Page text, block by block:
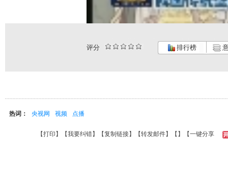
评分 排行榜
热词： 央视网 视频 点播
【打印 】【我要纠错】【复制链接】【转发邮件】【 】 【一键分享